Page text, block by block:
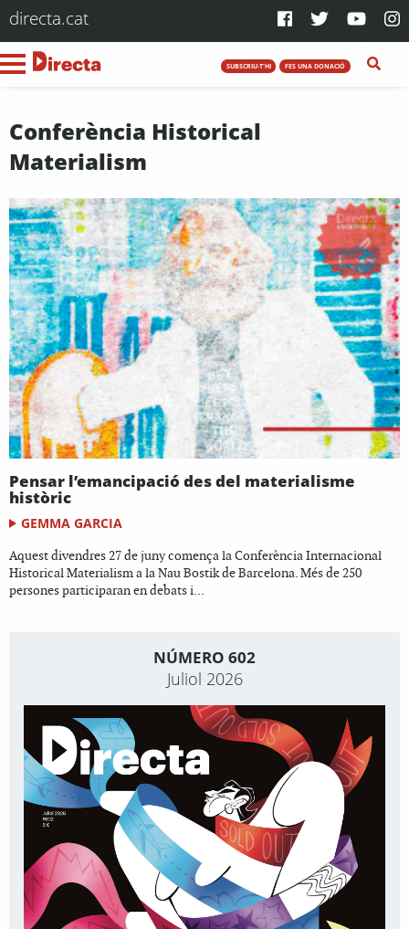
directa.cat
SUBSCRIU-T'HI FES UNA DONACIÓ
Conferència Historical
Materialism
Pensar l’emancipació des del materialisme
històric
GEMMA GARCIA
Aquest divendres 27 de juny comença la Conferència Internacional
Historical Materialism a la Nau Bostik de Barcelona. Més de 250
persones participaran en debats i...
NÚMERO 602
Juliol 2026